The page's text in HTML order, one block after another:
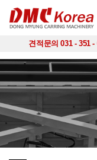
견적문의 031 - 351 -